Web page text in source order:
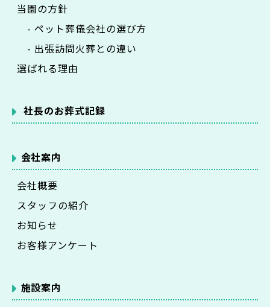
当園の方針
- ペット葬儀会社の選び方
- 出張訪問火葬との違い
選ばれる理由
社長のお葬式記録
会社案内
会社概要
スタッフの紹介
お知らせ
お客様アンケート
施設案内